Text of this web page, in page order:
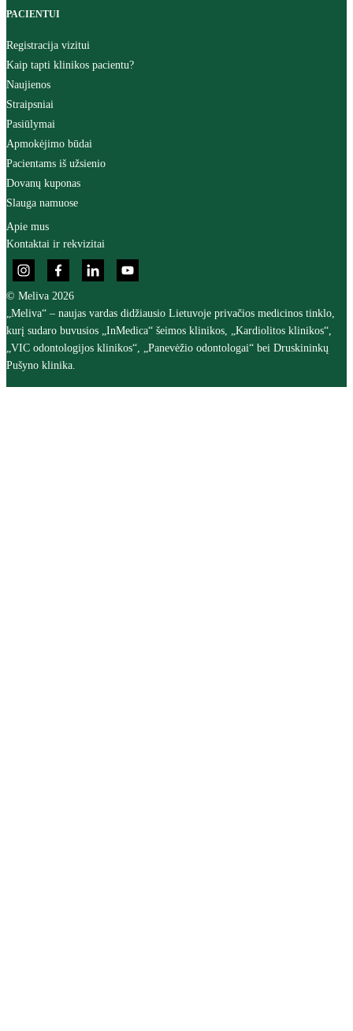
PACIENTUI
Registracija vizitui
Kaip tapti klinikos pacientu?
Naujienos
Straipsniai
Pasiūlymai
Apmokėjimo būdai
Pacientams iš užsienio
Dovanų kuponas
Slauga namuose
Apie mus
Kontaktai ir rekvizitai
© Meliva 2026
„Meliva“ – naujas vardas didžiausio Lietuvoje privačios medicinos tinklo,
kurį sudaro buvusios „InMedica“ šeimos klinikos, „Kardiolitos klinikos“,
„VIC odontologijos klinikos“, „Panevėžio odontologai“ bei Druskininkų
Pušyno klinika.